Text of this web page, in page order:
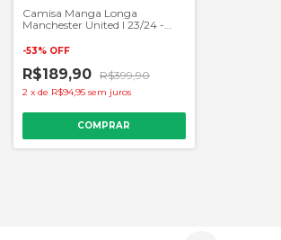
Camisa Manga Longa
Manchester United I 23/24 -
-53% OFF
R$189,90 R$399,90
2 x de R$94,95 sem juros
COMPRAR